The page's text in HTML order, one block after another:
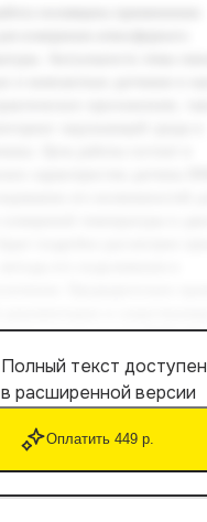
Полный текст доступен
в расширенной версии
Оплатить 449 р.